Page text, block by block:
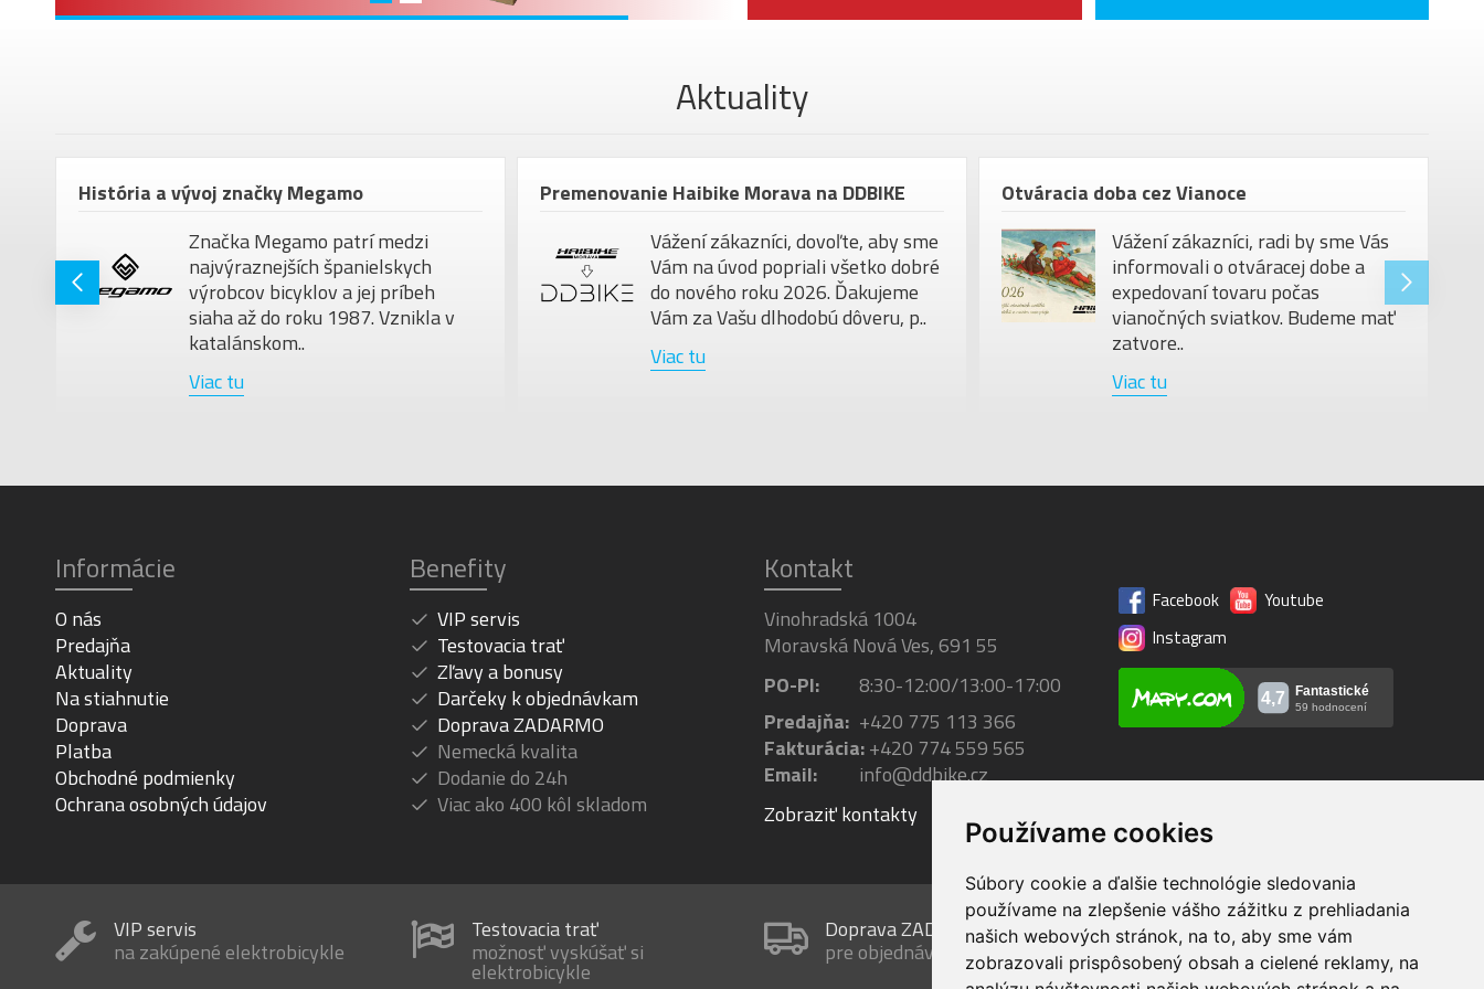
Používame cookies
Súbory cookie a ďalšie technológie sledovania
používame na zlepšenie vášho zážitku z prehliadania
našich webových stránok, na to, aby sme vám
zobrazovali prispôsobený obsah a cielené reklamy, na
Barva
Micablack / chrome
Aktuality
História a vývoj značky Megamo
Značka Megamo patrí medzi
najvýraznejších španielskych
výrobcov bicyklov a jej príbeh
siaha až do roku 1987. Vznikla v
katalánskom..
Viac tu
Premenovanie Haibike Morava na DDBIKE
Vážení zákazníci, dovoľte, aby sme
Vám na úvod popriali všetko dobré
do nového roku 2026. Ďakujeme
Vám za Vašu dlhodobú dôveru, p..
Viac tu
Otváracia doba cez Vianoce
Vážení zákazníci, radi by sme Vás
informovali o otváracej dobe a
expedovaní tovaru počas
vianočných sviatkov. Budeme mať
zatvore..
Viac tu
Informácie
O nás
Predajňa
Aktuality
Na stiahnutie
Doprava
Platba
Obchodné podmienky
Ochrana osobných údajov
Benefity
VIP servis
Testovacia trať
Zľavy a bonusy
Darčeky k objednávkam
Doprava ZADARMO
Nemecká kvalita
Dodanie do 24h
Viac ako 400 kôl skladom
Kontakt
Vinohradská 1004
Moravská Nová Ves, 691 55
PO-PI:
8:30-12:00/13:00-17:00
Predajňa: +420 775 113 366
Fakturácia:+420 774 559 565
Email:
info@ddbike.cz
Zobraziť kontakty
Facebook
Youtube
Instagram
VIP servis
na zakúpené elektrobicykle
Testovacia trať
možnosť vyskúšať si
elektrobicykle
Doprava ZADARMO
pre objednávky nad 74,00 €
Dodanie do 24h
tovar skladom pri objednaní
do 14:00